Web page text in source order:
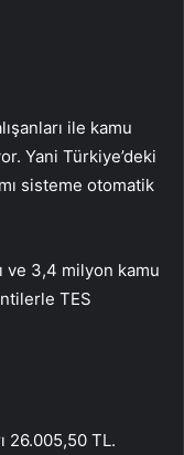
ile kamu
Yani Türkiye’deki
sisteme otomatik
ve 3,4 milyon kamu
TES
26.005,50 TL.